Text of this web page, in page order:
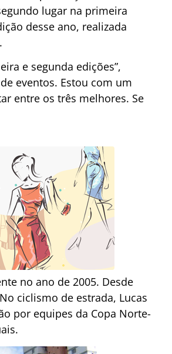
lugar na primeira
desse ano, realizada
e segunda edições”,
eventos. Estou com um
entre os três melhores. Se
no ano de 2005. Desde
ciclismo de estrada, Lucas
por equipes da Copa Norte-